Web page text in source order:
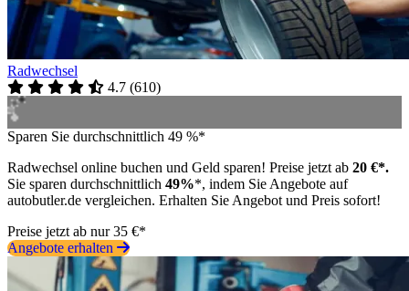
Radwechsel
4.7 (610)
Sparen Sie durchschnittlich 49 %*
Radwechsel online buchen und Geld sparen! Preise jetzt ab 20 €*.
Sie sparen durchschnittlich 49%*, indem Sie Angebote auf
autobutler.de vergleichen. Erhalten Sie Angebot und Preis sofort!
Preise jetzt ab nur 35 €*
Angebote erhalten